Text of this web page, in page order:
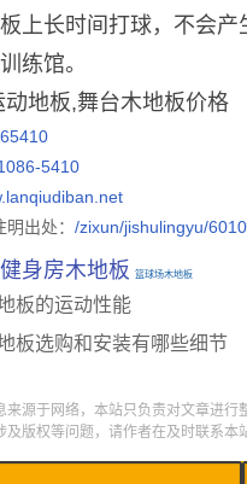
上长时间打球，不会
练馆。
地板,舞台木地板价格
5410
出处： /zixun/jishulingyu/
健身房木地板 篮球场木地板
板的运动性能
板选购和安装有哪些细节
来源于网络，本站只负责对文章进
版权等问题，请作者在及时联系本